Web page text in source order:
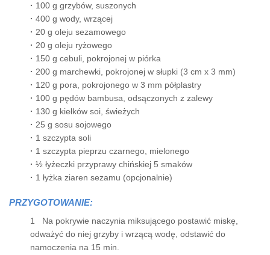
· 100 g grzybów, suszonych
· 400 g wody, wrzącej
· 20 g oleju sezamowego
· 20 g oleju ryżowego
· 150 g cebuli, pokrojonej w piórka
· 200 g marchewki, pokrojonej w słupki (3 cm x 3 mm)
· 120 g pora, pokrojonego w 3 mm półplastry
· 100 g pędów bambusa, odsączonych z zalewy
· 130 g kiełków soi, świeżych
· 25 g sosu sojowego
· 1 szczypta soli
· 1 szczypta pieprzu czarnego, mielonego
· ½ łyżeczki przyprawy chińskiej 5 smaków
· 1 łyżka ziaren sezamu (opcjonalnie)
PRZYGOTOWANIE:
1 Na pokrywie naczynia miksującego postawić miskę,
odważyć do niej grzyby i wrzącą wodę, odstawić do
namoczenia na 15 min.